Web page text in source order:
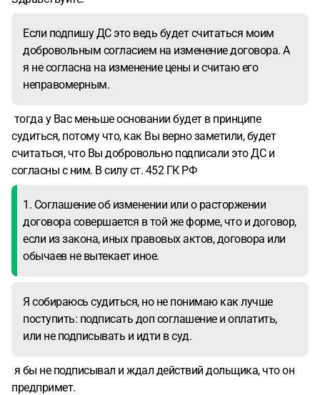
откажусь от подписания доп соглашения. По мне так тут
явный перекос баланса интересов в его сторону. Я
собираюсь судиться, но не понимаю как лучше поступить:
подписать доп соглашение и оплатить, или не
будет считаться моим добровольным согласием на
изменение договора. А я не согласна на изменение цены и
считаю его неправомерным. А если не подпишу, он же
может расторгнуть ДДУ и я останусь без квартиры, а мне
нужна эта квартира.
Если подпишу ДС это ведь будет считаться моим
добровольным согласием на изменение договора. А
я не согласна на изменение цены и считаю его
неправомерным.
тогда у Вас меньше основании будет в принципе
судиться, потому что, как Вы верно заметили, будет
считаться, что Вы добровольно подписали это ДС и
согласны с ним. В силу ст. 452 ГК РФ
1. Соглашение об изменении или о расторжении
договора совершается в той же форме, что и договор,
если из закона, иных правовых актов, договора или
обычаев не вытекает иное.
Я собираюсь судиться, но не понимаю как лучше
поступить: подписать доп соглашение и оплатить,
или не подписывать и идти в суд.
я бы не подписывал и ждал действий дольщика, что он
предпримет.